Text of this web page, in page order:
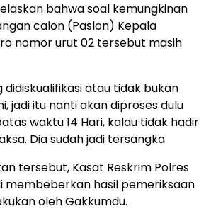
bahwa soal kemungkinan
calon (Paslon) Kepala
nomor urut 02 tersebut masih
didiskualifikasi atau tidak bukan
jadi itu nanti akan diproses dulu
waktu 14 Hari, kalau tidak hadir
Dia sudah jadi tersangka
tersebut, Kasat Reskrim Polres
membeberkan hasil pemeriksaan
oleh Gakkumdu.